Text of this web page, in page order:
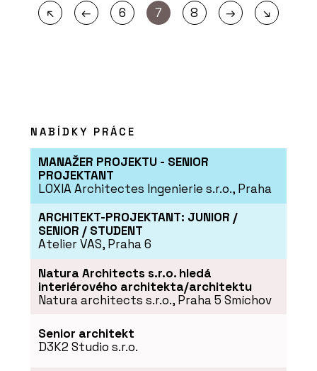
↖ ← 6 7 8 → ↘
NABÍDKY PRÁCE
MANAŽER PROJEKTU - SENIOR
PROJEKTANT
LOXIA Architectes Ingenierie s.r.o., Praha
ARCHITEKT-PROJEKTANT: JUNIOR /
SENIOR / STUDENT
Atelier VAS, Praha 6
Natura Architects s.r.o. hledá
interiérového architekta/architektu
Natura architects s.r.o., Praha 5 Smíchov
Senior architekt
D3K2 Studio s.r.o.